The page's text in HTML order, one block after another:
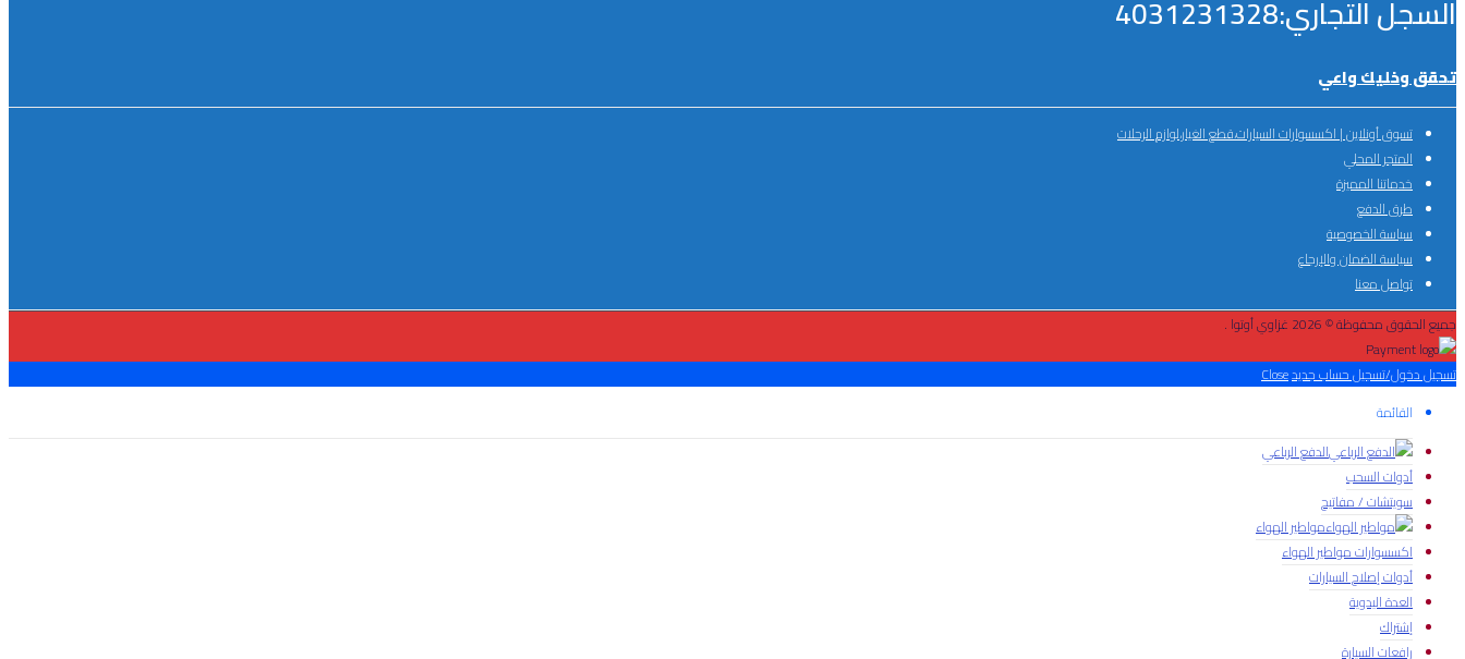
السجل التجاري:4031231328
تحقق وخليك واعي
تسوق أونلاين | اكسسوارات السيارات،قطع الغيار،لوازم الرحلات
المتجر المحلي
خدماتنا المميزة
طرق الدفع
سياسة الخصوصية
سياسة الضمان والإرجاع
تواصل معنا
جميع الحقوق محفوظة © 2026 غزاوي أوتوا .
تسجيل دخول/تسجيل حساب جديدClose
القائمة
الدفع الرباعي
أدوات السحب
سويتشات / مفاتيح
مواطير الهواء
اكسسوارات مواطير الهواء
أدوات إصلاح السيارات
العدة اليدوية
إشتراك
رافعات السيارة